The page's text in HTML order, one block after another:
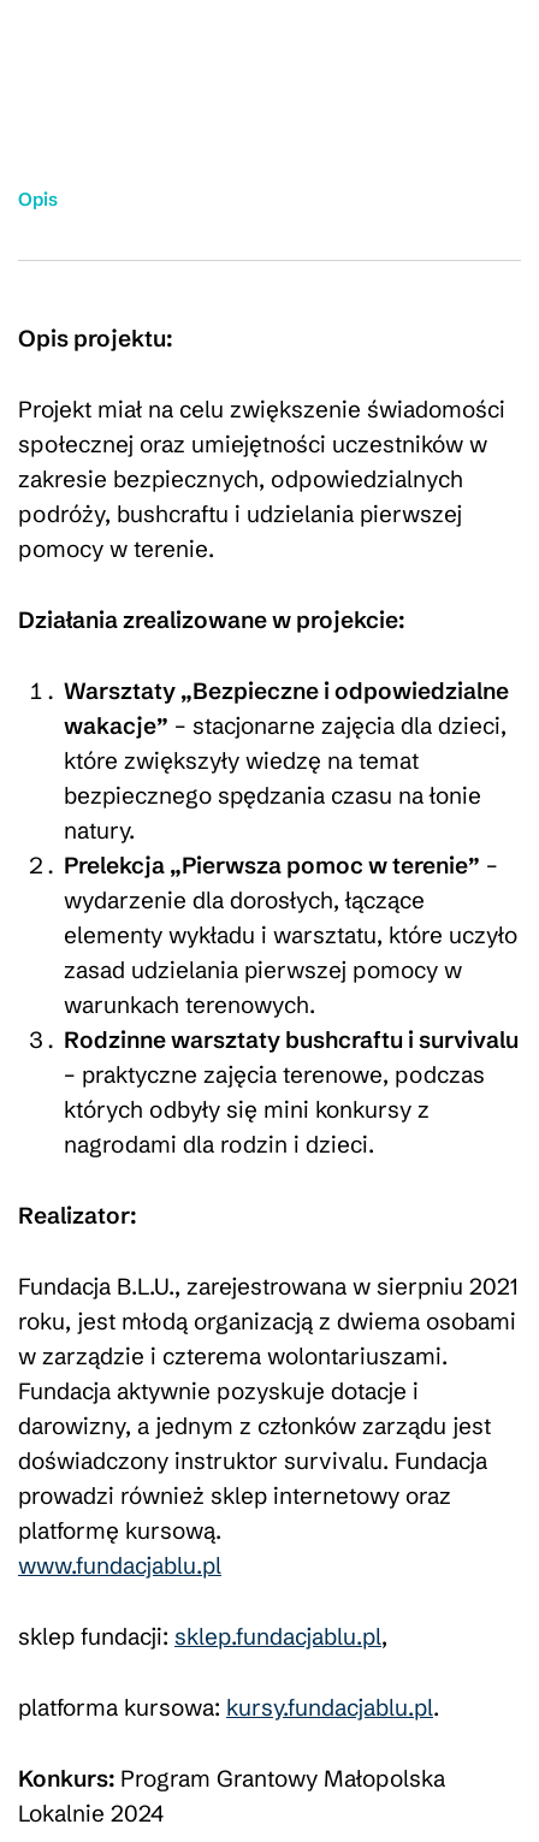
Opis
Opis projektu:
Projekt miał na celu zwiększenie świadomości
społecznej oraz umiejętności uczestników w
zakresie bezpiecznych, odpowiedzialnych
podróży, bushcraftu i udzielania pierwszej
pomocy w terenie.
Działania zrealizowane w projekcie:
Warsztaty „Bezpieczne i odpowiedzialne
wakacje” – stacjonarne zajęcia dla dzieci,
które zwiększyły wiedzę na temat
bezpiecznego spędzania czasu na łonie
natury.
Prelekcja „Pierwsza pomoc w terenie” –
wydarzenie dla dorosłych, łączące
elementy wykładu i warsztatu, które uczyło
zasad udzielania pierwszej pomocy w
warunkach terenowych.
Rodzinne warsztaty bushcraftu i survivalu
– praktyczne zajęcia terenowe, podczas
których odbyły się mini konkursy z
nagrodami dla rodzin i dzieci.
Realizator:
Fundacja B.L.U., zarejestrowana w sierpniu 2021
roku, jest młodą organizacją z dwiema osobami
w zarządzie i czterema wolontariuszami.
Fundacja aktywnie pozyskuje dotacje i
darowizny, a jednym z członków zarządu jest
doświadczony instruktor survivalu. Fundacja
prowadzi również sklep internetowy oraz
platformę kursową.
www.fundacjablu.pl
sklep fundacji: sklep.fundacjablu.pl,
platforma kursowa: kursy.fundacjablu.pl.
Konkurs: Program Grantowy Małopolska
Lokalnie 2024